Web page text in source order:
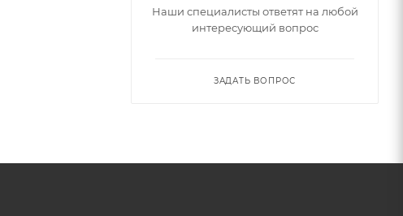
Наши специалисты ответят на любой
интересующий вопрос
ЗАДАТЬ ВОПРОС